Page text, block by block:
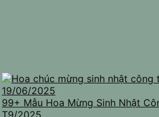
19/06/2025
99+ Mẫu Hoa Mừng Sinh Nhật
T9/2025